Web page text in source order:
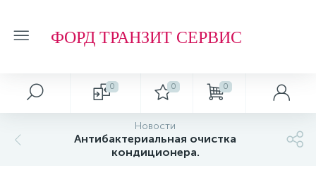
ФОРД ТРАНЗИТ СЕРВИС
0 0 0
Новости
Антибактериальная очистка
кондиционера.